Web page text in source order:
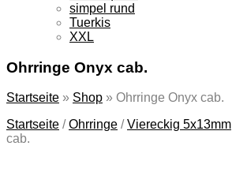
simpel rund
Tuerkis
XXL
Ohrringe Onyx cab.
Startseite » Shop » Ohrringe Onyx cab.
Startseite /Ohrringe /Viereckig 5x13mm
cab.